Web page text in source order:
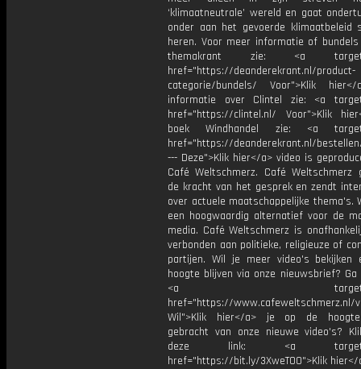
‘klimaatneutrale’ wereld en gaat
onder aan het gevoerde klimaatbeleid
heren. Voor meer informatie of
themakrant zie: <a
href="https://deanderekrant.nl/product-
categorie/bundels/ Voor">Klik
informatie over Clintel zie: <a
href="https://clintel.nl/ Voor">Klik
boek Windhandel zie: <a
href="https://deanderekrant.nl/
--- Deze">Klik hier</a> video is
Café Weltschmerz. Café Weltschmerz
de kracht van het gesprek en zendt
over actuele maatschappelijke thema's.
een hoogwaardig alternatief voor de
media. Café Weltschmerz is
verbonden aan politieke, religieuze of
partijen. Wil je meer video's bekijken
hoogte blijven via onze nieuwsbrief? Ga
<a
href="https://www.cafeweltschmerz.nl/
Wil">Klik hier</a> je op de
gebracht van onze nieuwe video's?
deze link: <a
href="https://bit.ly/3XweTO0">Klik hier</